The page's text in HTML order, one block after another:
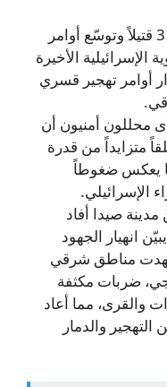
– الضربات الإسرائيلية تُسفر عن 31 قتيلاً وتوسّع أوامر
الإسرائيلية الأخيرة
أوامر تهجير قسري
محللون أمنيون أن
متزايداً من قدرة
يعكس ضغوطاً
الإسرائيلي.
صيدا أفاد
انهيار الجهود
شهدت مناطق شرقي
ضربات مكثفة
والقرى، مما أعاد
والدمار